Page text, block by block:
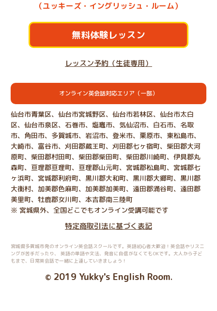
（ユッキーズ・イングリッシュ・ルーム）
無料体験レッスン
レッスン予約（生徒専用）
オンライン英会話対応エリア（一部）
仙台市青葉区、仙台市宮城野区、仙台市若林区、仙台市太白
区、仙台市泉区、石巻市、塩竈市、気仙沼市、白石市、名取
市、角田市、多賀城市、岩沼市、登米市、栗原市、東松島市、
大崎市、富谷市、刈田郡蔵王町、刈田郡七ヶ宿町、柴田郡大河
原町、柴田郡村田町、柴田郡柴田町、柴田郡川崎町、伊具郡丸
森町、亘理郡亘理町、亘理郡山元町、宮城郡松島町、宮城郡七
ヶ浜町、宮城郡利府町、黒川郡大和町、黒川郡大郷町、黒川郡
大衡村、加美郡色麻町、加美郡加美町、遠田郡涌谷町、遠田郡
美里町、牡鹿郡女川町、本吉郡南三陸町
※ 宮城県外、全国どこでもオンライン受講可能です
特定商取引法に基づく表記
宮城県多賀城市発のオンライン英会話スクールです。英語初心者大歓迎！英会話やリスニ
ングが苦手だったり、
英語の単語や文法、発音に自信がなくてもOKです。大人から子ど
もまで、日常英会話で一緒に上達していきましょう！
© 2019 Yukky's English Room.